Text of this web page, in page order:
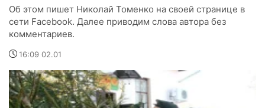
Об этом пишет Николай Томенко на своей странице в
сети Facebook. Далее приводим слова автора без
комментариев.
16:09 02.01